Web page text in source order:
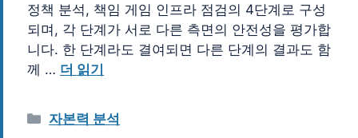
정책 분석, 책임 게임 인프라 점검의 4단계로 구성
되며, 각 단계가 서로 다른 측면의 안전성을 평가합
니다. 한 단계라도 결여되면 다른 단계의 결과도 함
께 … 더 읽기
카
자본력 분석